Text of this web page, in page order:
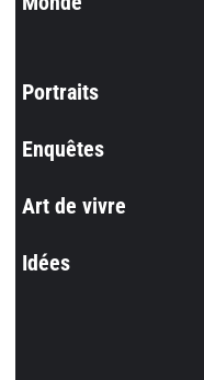
Portraits
Enquêtes
Art de vivre
Idées